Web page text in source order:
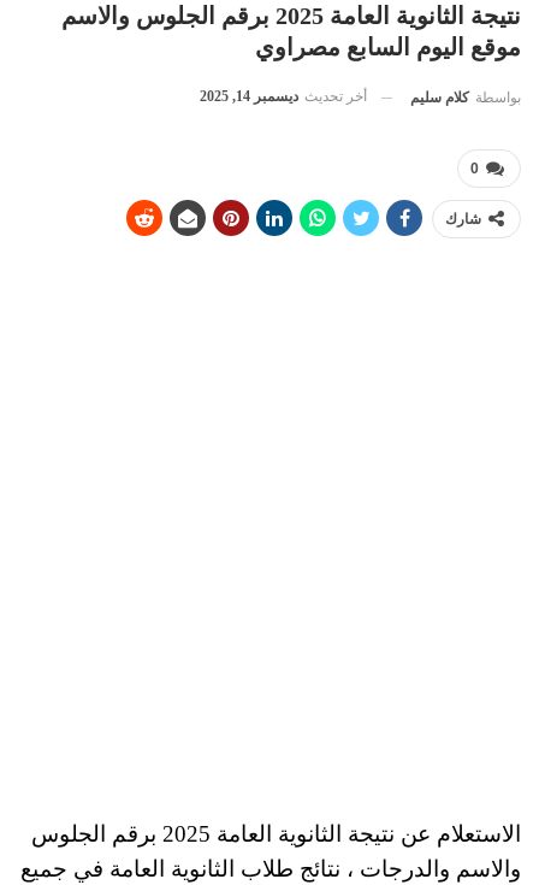
نتيجة الثانوية العامة 2025 برقم الجلوس والاسم
موقع اليوم السابع مصراوي
بواسطة كلام سليم أخر تحديث ديسمبر 14, 2025
0
شارك
الاستعلام عن نتيجة الثانوية العامة 2025 برقم الجلوس
والاسم والدرجات ، نتائج طلاب الثانوية العامة في جميع